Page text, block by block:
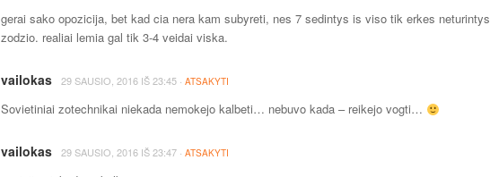
gerai sako opozicija, bet kad cia nera kam subyreti, nes 7 sedintys is viso tik erkes neturintys
zodzio. realiai lemia gal tik 3-4 veidai viska.
vailokas 29 SAUSIO, 2016 IŠ23:45 · ATSAKYTI
Sovietiniai zotechnikai niekada nemokejo kalbeti… nebuvo kada – reikejo vogti…
vailokas 29 SAUSIO, 2016 IŠ23:47 · ATSAKYTI